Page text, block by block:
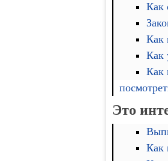
Как
Как
Как
Как
Это
Как